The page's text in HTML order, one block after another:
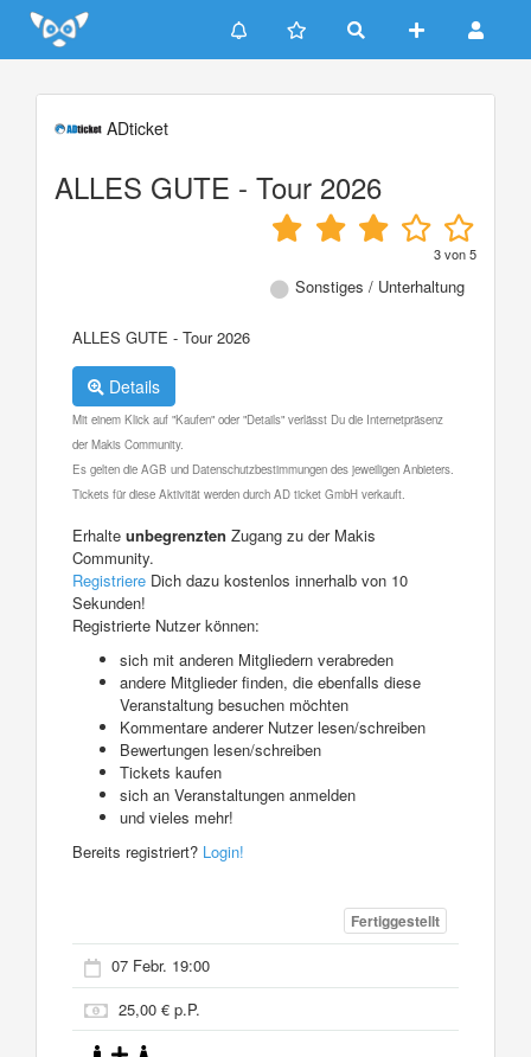
Update cookies preferences
ADticket
ALLES GUTE - Tour 2026
3von5
Sonstiges / Unterhaltung
ALLES GUTE - Tour 2026
Details
Mit einem Klick auf "Kaufen" oder "Details" verlässt Du die Internetpräsenz
der Makis Community.
Es gelten die AGB und Datenschutzbestimmungen des jeweiligen Anbieters.
Tickets für diese Aktivität werden durch AD ticket GmbH verkauft.
Erhalte unbegrenzten Zugang zu der Makis
Community.
Registriere Dich dazu kostenlos innerhalb von 10
Sekunden!
Registrierte Nutzer können:
sich mit anderen Mitgliedern verabreden
andere Mitglieder finden, die ebenfalls diese
Veranstaltung besuchen möchten
Kommentare anderer Nutzer lesen/schreiben
Bewertungen lesen/schreiben
Tickets kaufen
sich an Veranstaltungen anmelden
und vieles mehr!
Bereits registriert? Login!
Fertiggestellt
07 Febr. 19:00
25,00 € p.P.